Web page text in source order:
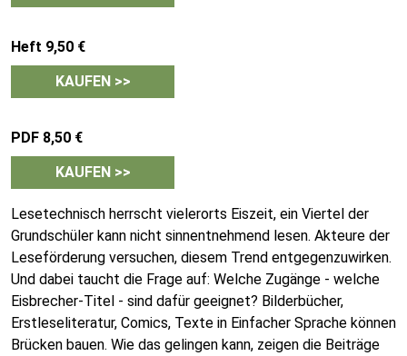
Heft 9,50 €
KAUFEN >>
PDF 8,50 €
KAUFEN >>
Lesetechnisch herrscht vielerorts Eiszeit, ein Viertel der
Grundschüler kann nicht sinnentnehmend lesen. Akteure der
Leseförderung versuchen, diesem Trend entgegenzuwirken.
Und dabei taucht die Frage auf: Welche Zugänge - welche
Eisbrecher-Titel - sind dafür geeignet? Bilderbücher,
Erstleseliteratur, Comics, Texte in Einfacher Sprache können
Brücken bauen. Wie das gelingen kann, zeigen die Beiträge